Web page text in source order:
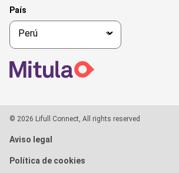
País
© 2026 Lifull Connect, All rights reserved
Aviso legal
Política de cookies